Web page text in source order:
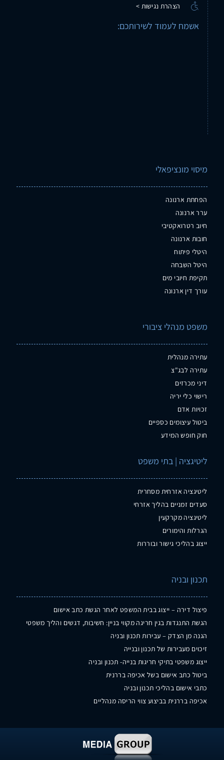
מיסוי מונציפאלי
הפחתת ארנונה
ערר ארנונה
חיוב רטרואקטיבי
חובות ארנונה
היטלי פיתוח
היטל השבחה
תקיפת חיובי מים
עורך דין ארנונה
משפט מנהלי ציבורי
עתירה מנהלית
עתירה לבג"צ
דיני מכרזים
רישוי כלי יריה
זכויות אדם
ביטול עיצומים כספיים
חוק חופש המידע
ליטיגציה | בתי משפט
ליטיגציה אזרחית מסחרית
סעדים זמניים בהליך אזרחי
ליטיגציה מקרקעין
הגרלות והימורים
ייצוג בהליכי גישור ובוררות
תכנון ובניה
פיצול דירה – ייצוג בבית המשפט לאחר הגשת כתב אישום
הגשת התנגדות בגין חריגה מקווי בניין: חשיבות, דגשים והליך משפטי
הגנה מן הצדק – עבירות תכנון ובניה
זיכוים מעבירות של תכנון ובנייה
ייצוג משפטי בתיקי חריגות בנייה- תכנון ובניה
ביטול כתב אישום בשל אכיפה בררנית
כתבי אישום בהליכי תכנון ובניה
אכיפה בררנית בביצוע צווי הריסה מנהליים
הצהרת נגישות >
אשמח לעמוד לשירותכם: